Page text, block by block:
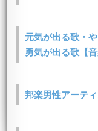
元気が出る歌・
勇気が出る歌【音
邦楽男性アーテ